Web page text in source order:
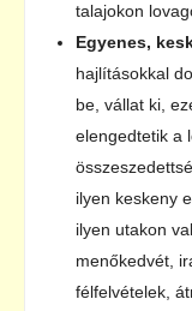
talajokon
Egyenes,
hajlításokkal
be, vállat ki,
elengedtetik a
ilyen keskeny
ilyen utakon
menőkedvét,
félfelvételek,